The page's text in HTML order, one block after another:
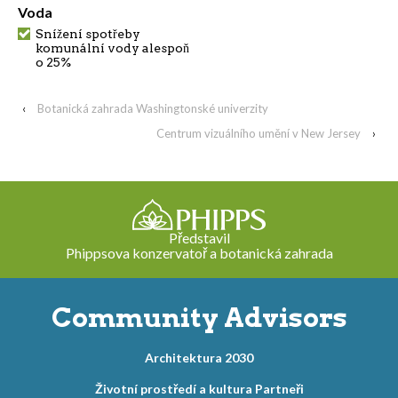
Voda
Snížení spotřeby
komunální vody alespoň
o 25%
‹
Botanická zahrada Washingtonské univerzity
Centrum vizuálního umění v New Jersey
›
Představil
Phippsova konzervatoř a botanická zahrada
Community Advisors
Architektura 2030
Životní prostředí a kultura Partneři